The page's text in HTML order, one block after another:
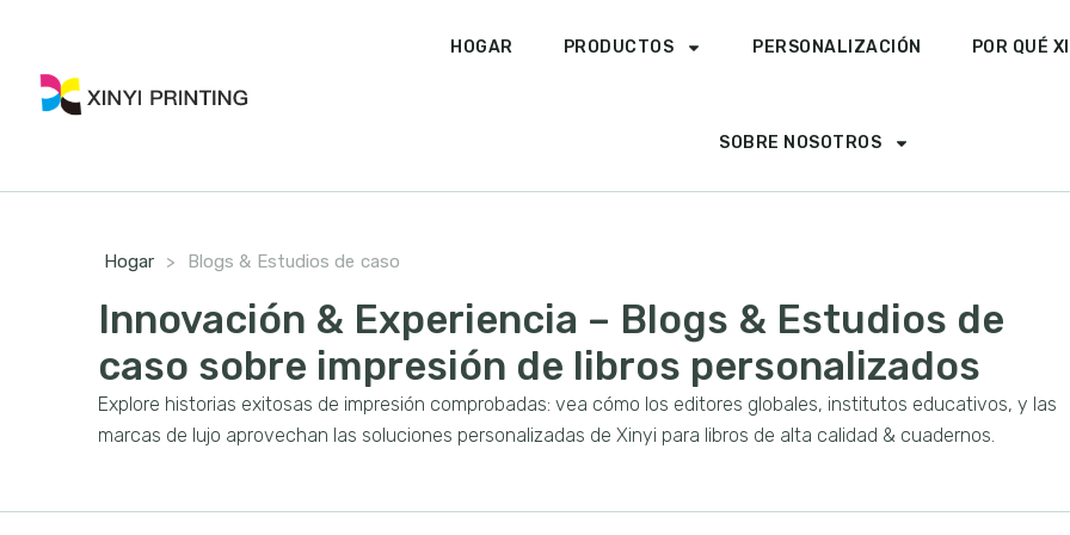
HOGAR PRODUCTOS PERSONALIZACIÓN POR QUÉ
SOBRE NOSOTROS
Hogar > Blogs & Estudios de caso
Innovación & Experiencia – Blogs & Estudios de
caso sobre impresión de libros personalizados
Explore historias exitosas de impresión comprobadas: vea cómo los editores globales, institutos educativos, y las
marcas de lujo aprovechan las soluciones personalizadas de Xinyi para libros de alta calidad & cuadernos.